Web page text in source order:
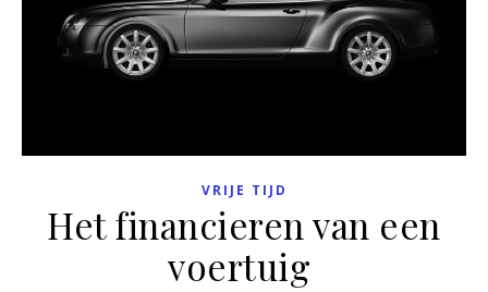
VRIJE TIJD
Het financieren van een
voertuig